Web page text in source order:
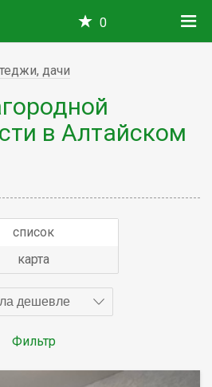
0
дачи
в Алтайском
список
карта
дешевле
Фильтр